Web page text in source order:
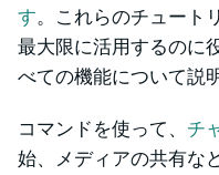
す。これらのチュート
最大限に活用するのに
べての機能について説
コマンドを使って、 チ
始、メディアの共有な